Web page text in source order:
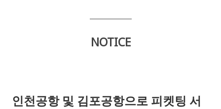
NOTICE
인천공항 및 김포공항으로 피켓팅 서